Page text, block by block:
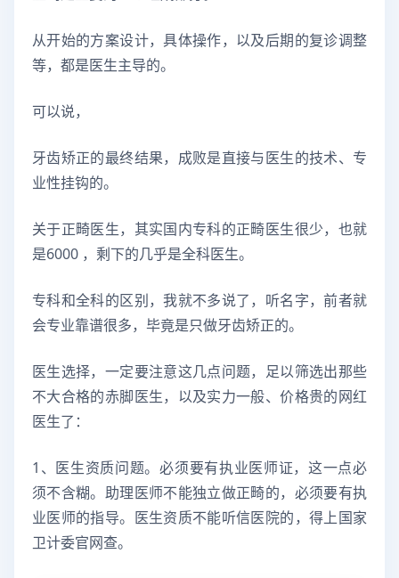
从开始的方案设计，具体操作，以及后期的复诊调整
等，都是医生主导的。
可以说，
牙齿矫正的最终结果，成败是直接与医生的技术、专
业性挂钩的。
关于正畸医生，其实国内专科的正畸医生很少，也就
是6000 ，剩下的几乎是全科医生。
专科和全科的区别，我就不多说了，听名字，前者就
会专业靠谱很多，毕竟是只做牙齿矫正的。
医生选择，一定要注意这几点问题，足以筛选出那些
不大合格的赤脚医生，以及实力一般、价格贵的网红
医生了：
1、医生资质问题。必须要有执业医师证，这一点必
须不含糊。助理医师不能独立做正畸的，必须要有执
业医师的指导。医生资质不能听信医院的，得上国家
卫计委官网查。